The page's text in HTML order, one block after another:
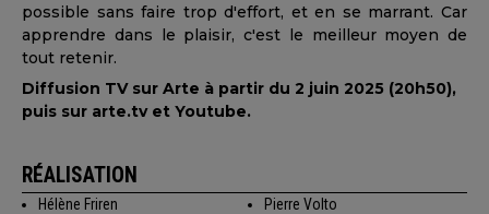
possible sans faire trop d'effort, et en se marrant. Car
apprendre dans le plaisir, c'est le meilleur moyen de
tout retenir.
Diffusion TV sur Arte à partir du 2 juin 2025 (20h50),
puis sur arte.tv et Youtube.
RÉALISATION
Hélène Friren Pierre Volto